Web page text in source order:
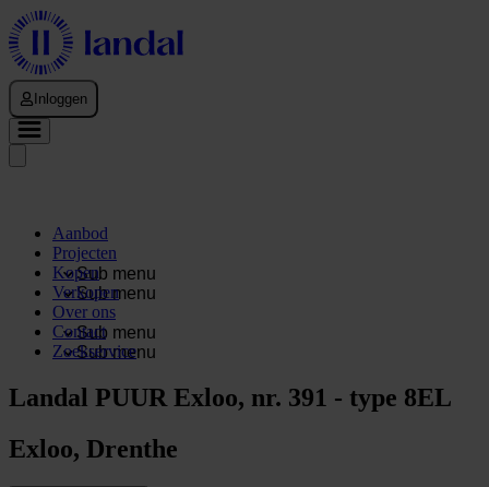
Inloggen
Aanbod
Projecten
Sub menu
Kopen
Sub menu
Verkopen
Over ons
Sub menu
Contact
Sub menu
Zoekservice
Landal PUUR Exloo, nr. 391 - type 8EL
Exloo, Drenthe